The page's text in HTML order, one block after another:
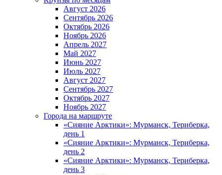
Август 2026
Сентябрь 2026
Октябрь 2026
Ноябрь 2026
Апрель 2027
Май 2027
Июнь 2027
Июль 2027
Август 2027
Сентябрь 2027
Октябрь 2027
Ноябрь 2027
Города на маршруте
«Сияние Арктики»: Мурманск, Териберка,
день 1
«Сияние Арктики»: Мурманск, Териберка,
день 2
«Сияние Арктики»: Мурманск, Териберка,
день 3